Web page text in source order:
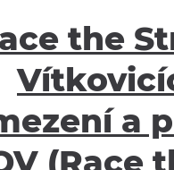
the
a
(Race